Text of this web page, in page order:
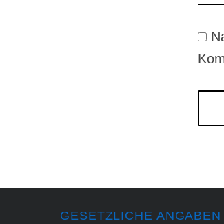
GESETZLICHE ANGABEN